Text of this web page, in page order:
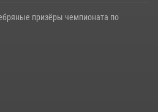
призёры чемпионата по